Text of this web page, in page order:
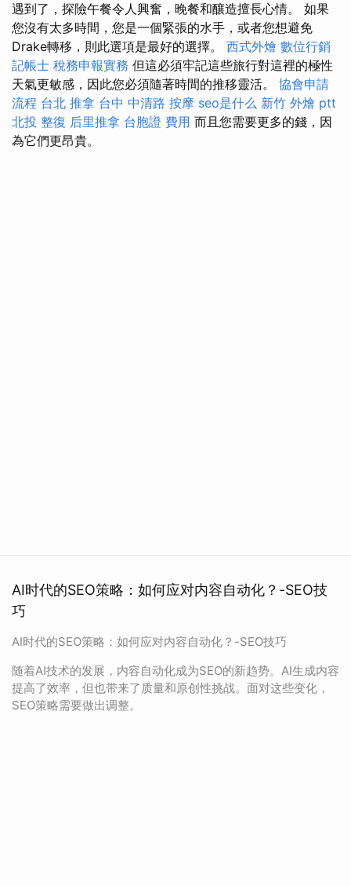
遇到了，探險午餐令人興奮，晚餐和釀造擅長心情。 如果
您沒有太多時間，您是一個緊張的水手，或者您想避免
Drake轉移，則此選項是最好的選擇。 西式外燴 數位行銷
記帳士 稅務申報實務 但這必須牢記這些旅行對這裡的極性
天氣更敏感，因此您必須隨著時間的推移靈活。 協會申請
流程 台北 推拿 台中 中清路 按摩 seo是什么 新竹 外燴 ptt
北投 整復 后里推拿 台胞證 費用 而且您需要更多的錢，因
為它們更昂貴。
AI时代的SEO策略：如何应对内容自动化？-SEO技
巧
AI时代的SEO策略：如何应对内容自动化？-SEO技巧
随着AI技术的发展，内容自动化成为SEO的新趋势。AI生成内容
提高了效率，但也带来了质量和原创性挑战。面对这些变化，
SEO策略需要做出调整。